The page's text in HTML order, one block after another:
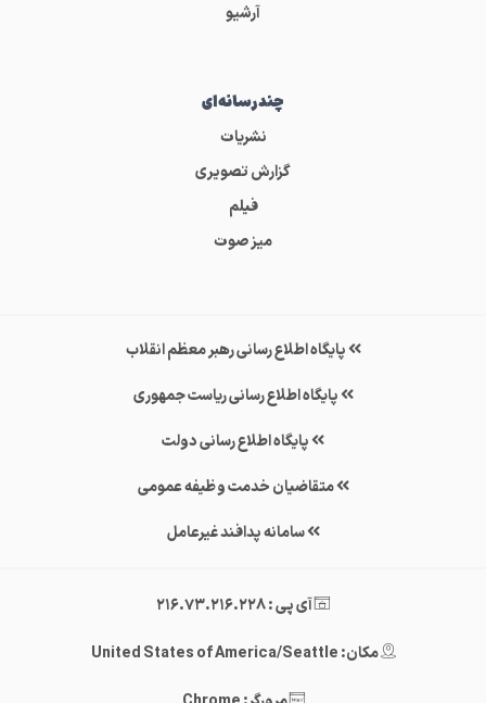
آرشیو
چندرسانه‌ای
نشریات
گزارش تصویری
فیلم
میز صوت
پایگاه اطلاع رسانی رهبر معظم انقلاب
پایگاه اطلاع رسانی ریاست جمهوری
پایگاه اطلاع رسانی دولت
متقاضیان خدمت وظیفه عمومی
سامانه پدافند غیرعامل
آی پی : 216.73.216.228
مکان: United States of America/Seattle